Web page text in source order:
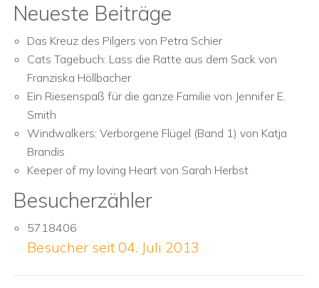
Neueste Beiträge
Das Kreuz des Pilgers von Petra Schier
Cats Tagebuch: Lass die Ratte aus dem Sack von
Franziska Höllbacher
Ein Riesenspaß für die ganze Familie von Jennifer E.
Smith
Windwalkers: Verborgene Flügel (Band 1) von Katja
Brandis
Keeper of my loving Heart von Sarah Herbst
Besucherzähler
5718406
Besucher seit 04. Juli 2013